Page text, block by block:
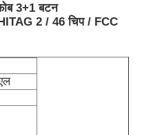
3+1 बटन
2 / 46 चिप / FCC